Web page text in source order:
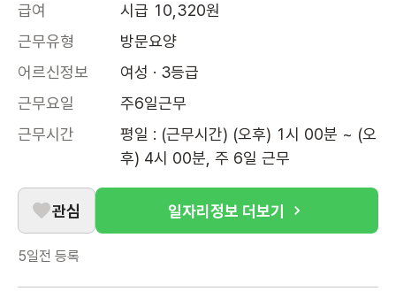
급여
시급 10,320원
근무유형
방문요양
어르신정보
여성 · 3등급
근무요일
주6일근무
근무시간
평일 : (근무시간) (오후) 1시 00분 ~ (오
후) 4시 00분, 주 6일 근무
관심 일자리정보 더보기
5일전 등록